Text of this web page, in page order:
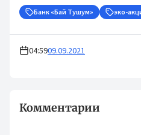
Банк «Бай Тушум» эко-
04:5909.09.2021
Комментарии